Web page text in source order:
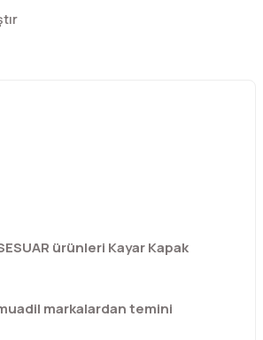
ürünleri Kayar Kapak
markalardan temini